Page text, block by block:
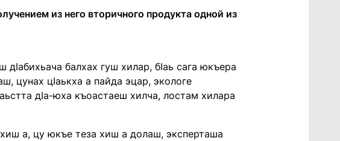
из него вторичного продукта одной из
балхах гуш хилар, бIаь сага юкъера
цунах цIаькха а пайда эцар, экологе
дIа-юха къоастаеш хилча, лостам хилара
а, цу юкъе теза хиш а долаш, эксперташа